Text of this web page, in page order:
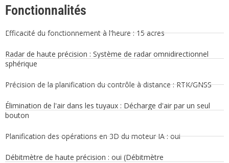
Fonctionnalités
Efficacité du fonctionnement à l'heure : 15 acres
Radar de haute précision : Système de radar omnidirectionnel
sphérique
Précision de la planification du contrôle à distance : RTK/GNSS
Élimination de l'air dans les tuyaux : Décharge d'air par un seul
bouton
Planification des opérations en 3D du moteur IA : oui
Débitmètre de haute précision : oui (Débitmètre